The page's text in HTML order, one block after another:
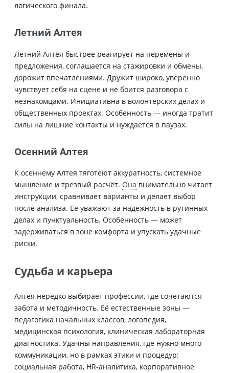
логического финала.
Летний Алтея
Летний Алтея быстрее реагирует на перемены и
предложения, соглашается на стажировки и обмены,
дорожит впечатлениями. Дружит широко, уверенно
чувствует себя на сцене и не боится разговора с
незнакомцами. Инициативна в волонтёрских делах и
общественных проектах. Особенность — иногда тратит
силы на лишние контакты и нуждается в паузах.
Осенний Алтея
К осеннему Алтея тяготеют аккуратность, системное
мышление и трезвый расчёт. Она внимательно читает
инструкции, сравнивает варианты и делает выбор
после анализа. Её уважают за надёжность в рутинных
делах и пунктуальность. Особенность — может
задерживаться в зоне комфорта и упускать удачные
риски.
Судьба и карьера
Алтея нередко выбирает профессии, где сочетаются
забота и методичность. Её естественные зоны —
педагогика начальных классов, логопедия,
медицинская психология, клиническая лабораторная
диагностика. Удачны направления, где нужно много
коммуникации, но в рамках этики и процедур:
социальная работа, HR-аналитика, корпоративное